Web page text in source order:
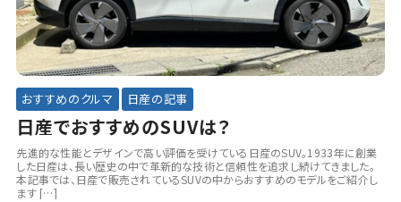
おすすめのクルマ 日産の記事
日産でおすすめのSUVは？
先進的な性能とデザインで高い評価を受けている日産のSUV。1933年に創業
した日産は、長い歴史の中で革新的な技術と信頼性を追求し続けてきました。
本記事では、日産で販売されているSUVの中からおすすめのモデルをご紹介し
ます […]